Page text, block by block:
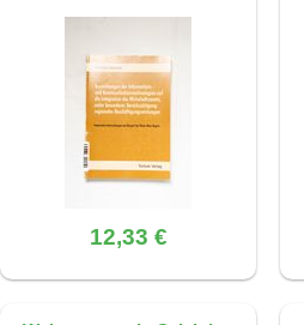
12,33 €